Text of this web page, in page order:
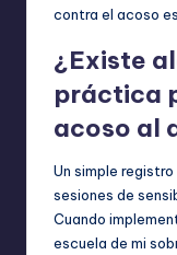
contra el acoso
¿Existe
práctica
acoso al
Un simple
sesiones de
Cuando
escuela de mi